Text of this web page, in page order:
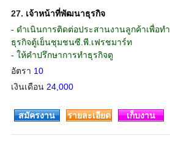
27. เจ้าหน้าที่พัฒนาธุรกิจ
- ดำเนินการติดต่อประสานงานลูกค้าเพื่อทำ
ธุรกิจตู้เย็นชุมชนซี.พี.เฟรชมาร์ท
- ให้คำปรึกษาการทำธุรกิจตู
อัตรา 10
เงินเดือน 24,000
สมัครงาน
รายละเอียด เก็บงาน